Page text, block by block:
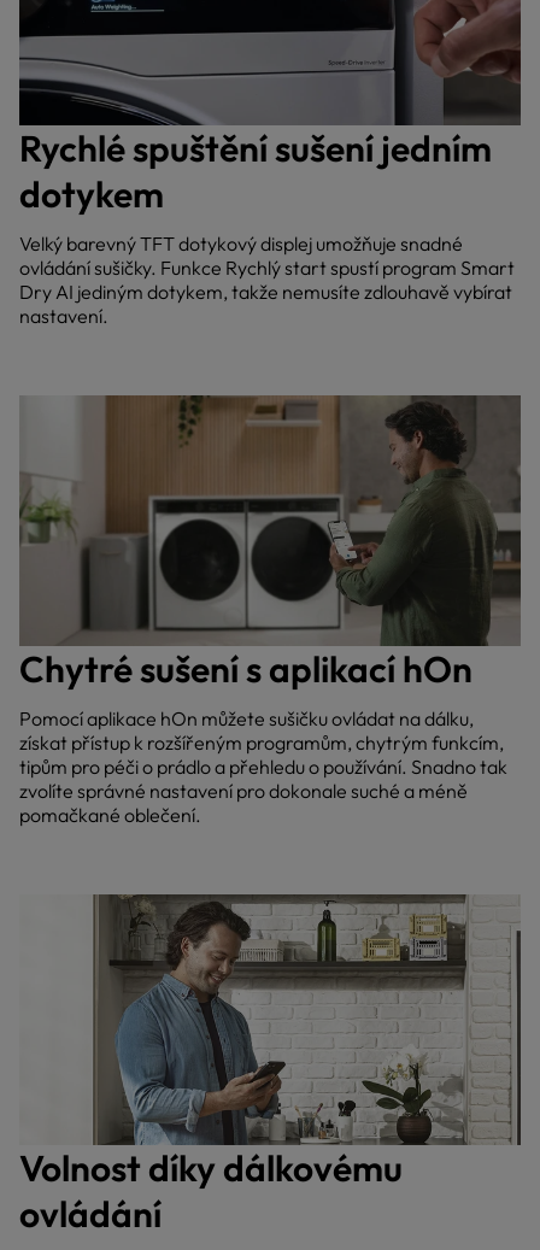
Rychlé spuštění sušení jedním
dotykem
Velký barevný TFT dotykový displej umožňuje snadné
ovládání sušičky. Funkce Rychlý start spustí program Smart
Dry AI jediným dotykem, takže nemusíte zdlouhavě vybírat
nastavení.
Chytré sušení s aplikací hOn
Pomocí aplikace hOn můžete sušičku ovládat na dálku,
získat přístup k rozšířeným programům, chytrým funkcím,
tipům pro péči o prádlo a přehledu o používání. Snadno tak
zvolíte správné nastavení pro dokonale suché a méně
pomačkané oblečení.
Volnost díky dálkovému
ovládání